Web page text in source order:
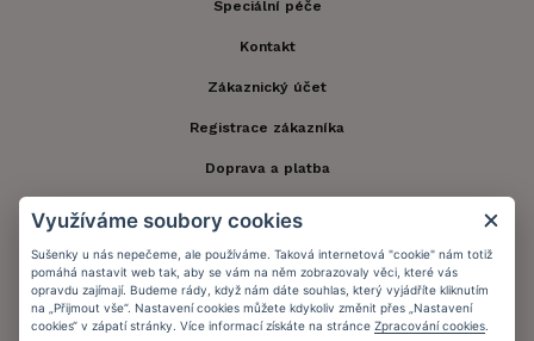
Speciální péče
Kontakt
Zákaznický účet
Registrace zákazníka
Doprava a platba
Obchodní podmínky
Ochrana osobních údajů
Informační memorandum
Využíváme soubory cookies
Sušenky u nás nepečeme, ale používáme. Taková internetová "cookie" nám totiž
pomáhá nastavit web tak, aby se vám na něm zobrazovaly věci, které vás
opravdu zajímají. Budeme rády, když nám dáte souhlas, který vyjádříte kliknutím
na „Přijmout vše“. Nastavení cookies můžete kdykoliv změnit přes „Nastavení
cookies“ v zápatí stránky. Více informací získáte na stránce Zpracování cookies